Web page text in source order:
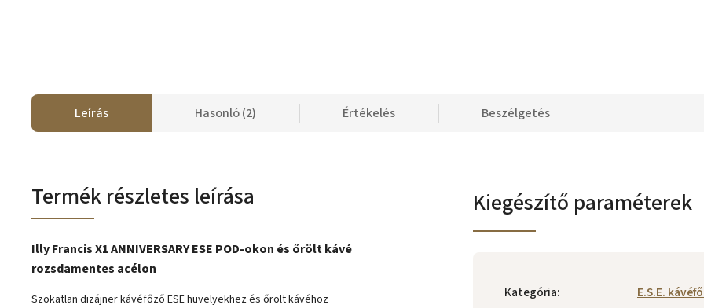
Leírás Hasonló (2) Értékelés Beszélgetés
Termék részletes leírása
Illy Francis X1 ANNIVERSARY ESE POD-okon és őrölt kávé
rozsdamentes acélon
Szokatlan dizájner kávéfőző ESE hüvelyekhez és őrölt kávéhoz
Kiegészítő paraméterek
Kategória: E.S.E.